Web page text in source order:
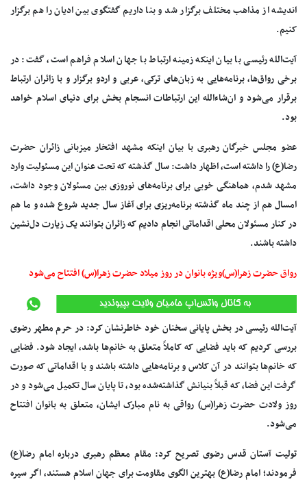
اندیشه از مذاهب مختلف برگزار شد و بنا داریم گفتگوی بین ادیان را هم برگزار
کنیم.
آیت‌الله رئیسی با بیان اینکه زمینه ارتباط با جهان اسلام فراهم است، گفت: در
برخی رواق‌ها، برنامه‌هایی به زبان‌های ترکی، عربی و اردو برگزار و با زائران ارتباط
برقرار می‌شود و ان‌شاءالله این ارتباطات انسجام بخش برای دنیای اسلام خواهد
بود.
عضو مجلس خبرگان رهبری با بیان اینکه مشهد افتخار میزبانی زائران حضرت
رضا(ع) را داشته است، اظهار داشت: سال گذشته که تحت عنوان این مسئولیت وارد
مشهد شدم، هماهنگی خوبی برای برنامه‌های نوروزی بین مسئولان وجود داشت،
امسال هم از چند ماه گذشته برنامه‌ریزی برای آغاز سال جدید شروع شده ‌و ما هم
در کنار مسئولان محلی اقداماتی انجام دادیم که زائران بتوانند یک زیارت دل‌نشین
داشته باشند.
رواق حضرت زهرا(س)ویژه بانوان در روز میلاد حضرت زهرا(س) افتتاح می‌شود
آیت‌الله رئیسی در بخش پایانی سخنان خود خاطرنشان کرد: در حرم مطهر رضوی
بررسی کردیم که باید فضایی که کاملاً متعلق به خانم‌ها باشد، ایجاد شود. فضایی
که خانم‌ها بتوانند در آن کلاس و برنامه‌هایی داشته باشند و با اقداماتی که صورت
گرفت این فضا، که قبلاً بنیانش گذاشته‌شده بود، تا پایان سال تکمیل می‌شود و در
روز ولادت حضرت زهرا(س) رواقی به نام مبارک ایشان، متعلق به بانوان افتتاح
می‌شود.
تولیت آستان قدس رضوی تصریح کرد: مقام معظم رهبری درباره امام رضا(ع)
فرمودند؛ امام رضا(ع) بهترین الگوی مقاومت برای جهان اسلام هستند، اگر سیره